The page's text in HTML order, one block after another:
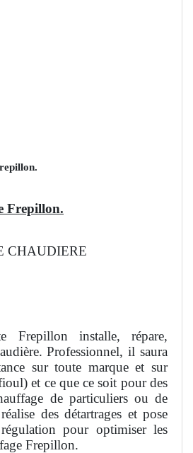
Frepillon.
CHAUDIERE
Frepillon installe, répare,
Professionnel, il saura
sur toute marque et sur
et ce que ce soit pour des
de particuliers ou de
des détartrages et pose
pour optimiser les
Frepillon.